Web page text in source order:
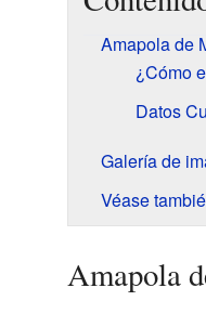
Amapola de
¿Cómo
Datos
Galería de
Véase
Amapola